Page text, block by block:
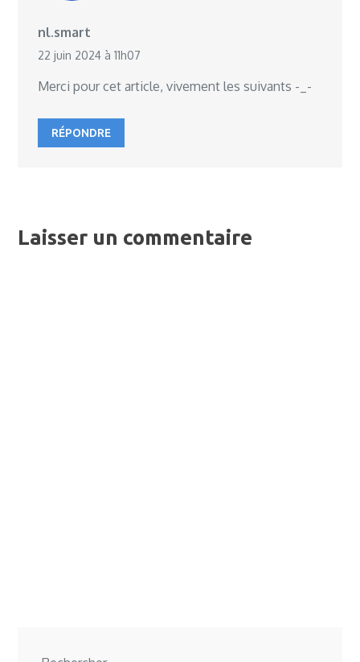
nl.smart
22 juin 2024 à 11h07
Merci pour cet article, vivement les suivants -_-
RÉPONDRE
Laisser un commentaire